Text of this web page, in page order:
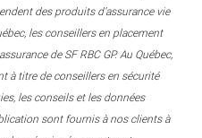
des produits d’assurance vie
les conseillers en placement
de SF RBC GP. Au Québec,
à titre de conseillers en sécurité
les conseils et les données
sont fournis à nos clients à